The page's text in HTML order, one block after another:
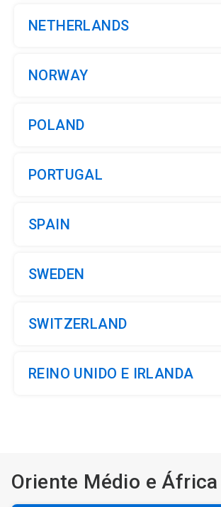
NETHERLANDS
NORWAY
POLAND
PORTUGAL
SPAIN
SWEDEN
SWITZERLAND
REINO UNIDO E IRLANDA
Oriente Médio e África